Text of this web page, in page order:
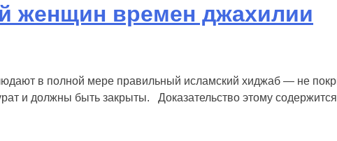
женщин времен джахилии
в полной мере правильный исламский хиджаб — не
и должны быть закрыты. Доказательство этому